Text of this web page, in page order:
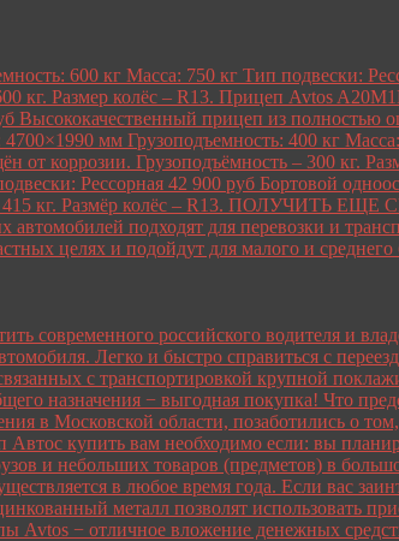
600 кг Масса: 750 кг Тип подвески:
кг. Размер колёс – R13. Прицеп Avtos
Высококачественный прицеп из полностью
мм Грузоподъемность: 400 кг Масса:
коррозии. Грузоподъёмность – 300 кг.
Рессорная 42 900 руб Бортовой
415 кг. Размёр колёс – R13. ПОЛУЧИТЬ
подходят для перевозки и
целях и подойдут для малого и
современного российского водителя и
Легко и быстро справиться с
с транспортировкой крупной
назначения − выгодная покупка! Что
в Московской области, позаботились о
купить вам необходимо если: вы
и небольших товаров (предметов) в
в любое время года. Если вас
металл позволят использовать
Avtos − отличное вложение денежных